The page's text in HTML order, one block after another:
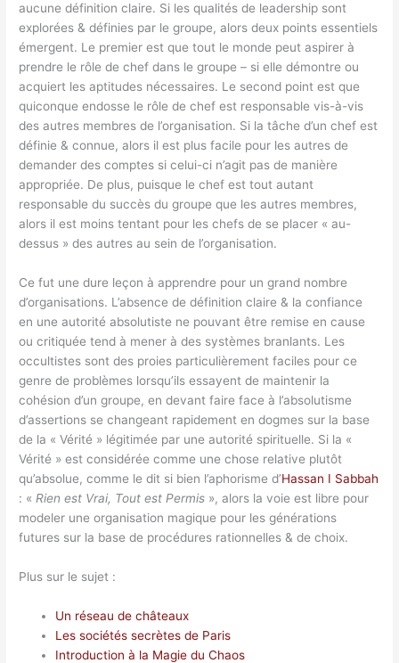
aucune définition claire. Si les qualités de leadership sont
explorées & définies par le groupe, alors deux points essentiels
émergent. Le premier est que tout le monde peut aspirer à
prendre le rôle de chef dans le groupe – si elle démontre ou
acquiert les aptitudes nécessaires. Le second point est que
quiconque endosse le rôle de chef est responsable vis-à-vis
des autres membres de l’organisation. Si la tâche d’un chef est
définie & connue, alors il est plus facile pour les autres de
demander des comptes si celui-ci n’agit pas de manière
appropriée. De plus, puisque le chef est tout autant
responsable du succès du groupe que les autres membres,
alors il est moins tentant pour les chefs de se placer « au-
dessus » des autres au sein de l’organisation.
Ce fut une dure leçon à apprendre pour un grand nombre
d’organisations. L’absence de définition claire & la confiance
en une autorité absolutiste ne pouvant être remise en cause
ou critiquée tend à mener à des systèmes branlants. Les
occultistes sont des proies particulièrement faciles pour ce
genre de problèmes lorsqu’ils essayent de maintenir la
cohésion d’un groupe, en devant faire face à l’absolutisme
d’assertions se changeant rapidement en dogmes sur la base
de la « Vérité » légitimée par une autorité spirituelle. Si la «
Vérité » est considérée comme une chose relative plutôt
qu’absolue, comme le dit si bien l’aphorisme d’Hassan I Sabbah
: « Rien est Vrai, Tout est Permis », alors la voie est libre pour
modeler une organisation magique pour les générations
futures sur la base de procédures rationnelles & de choix.
Plus sur le sujet :
Un réseau de châteaux
Les sociétés secrètes de Paris
Introduction à la Magie du Chaos